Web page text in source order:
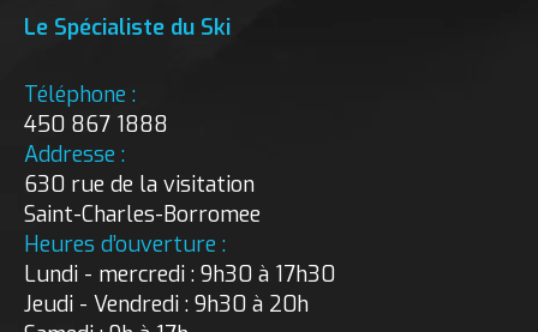
Le Spécialiste du Ski
Téléphone :
450 867 1888
Addresse :
630 rue de la visitation
Saint-Charles-Borromee
Heures d’ouverture :
Lundi - mercredi : 9h30 à 17h30
Jeudi - Vendredi : 9h30 à 20h